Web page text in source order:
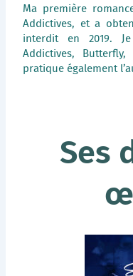
Ma première
Addictives, et a
interdit en 2019.
Addictives,
pratique également
Ses